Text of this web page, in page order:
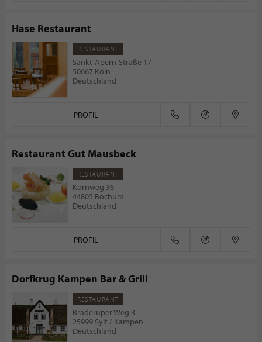
Hase Restaurant
RESTAURANT
Sankt-Apern-Straße 17
50667 Köln
Deutschland
PROFIL
Restaurant Gut Mausbeck
RESTAURANT
Kornweg 36
44805 Bochum
Deutschland
PROFIL
Dorfkrug Kampen Bar & Grill
RESTAURANT
Braderuper Weg 3
25999 Sylt / Kampen
Deutschland